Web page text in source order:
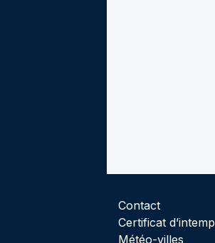
Contact
Certificat
Météo-villes